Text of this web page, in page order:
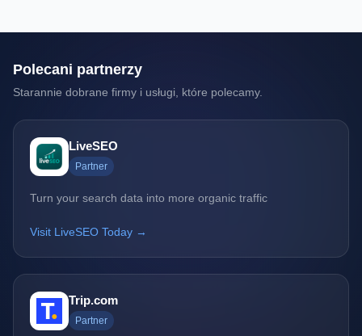
Polecani partnerzy
Starannie dobrane firmy i usługi, które polecamy.
LiveSEO
Partner
Turn your search data into more organic traffic
Visit LiveSEO Today →
Trip.com
Partner